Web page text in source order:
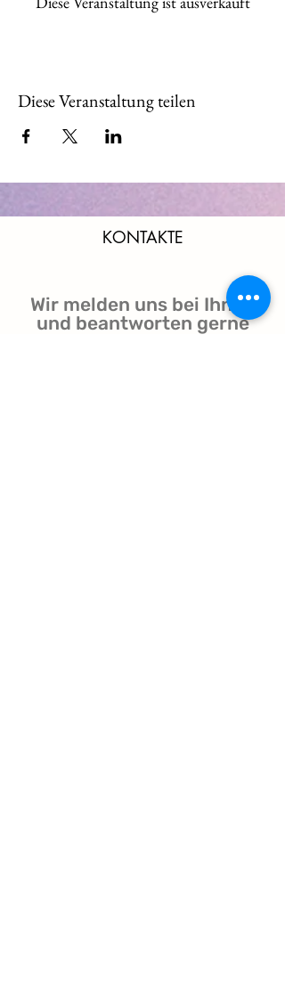
Diese Veranstaltung teilen
KONTAKTE
Wir melden uns bei Ihnen
und beantworten gerne